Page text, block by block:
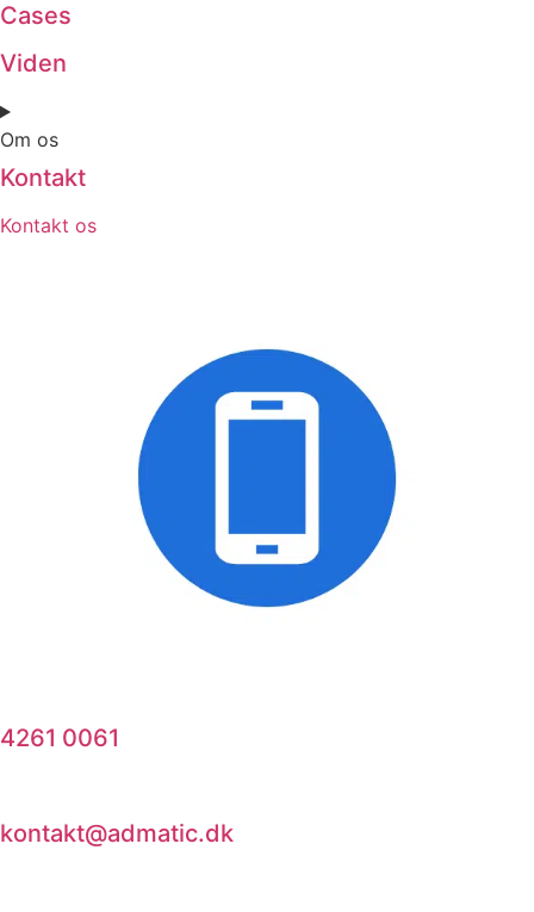
Cases
Viden
Om os
Kontakt
Kontakt os
4261 0061
kontakt@admatic.dk